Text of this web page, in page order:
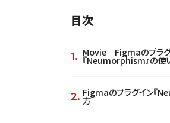
目次
Movie｜Figmaのプラ
『Neumorphism』の使
Figmaのプラグイン『
方